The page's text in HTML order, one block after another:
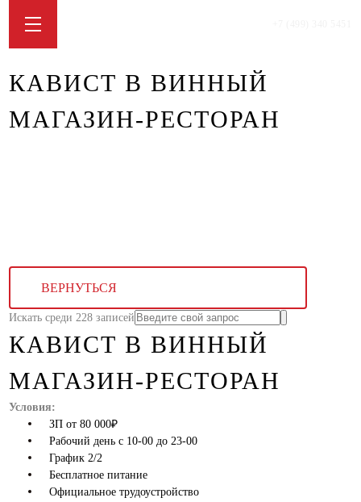
КАВИСТ В ВИННЫЙ
МАГАЗИН-РЕСТОРАН
ВЕРНУТЬСЯ
Искать среди 228 записей
КАВИСТ В ВИННЫЙ
МАГАЗИН-РЕСТОРАН
Условия:
ЗП от 80 000₽
Рабочий день с 10-00 до 23-00
График 2/2
Бесплатное питание
Официальное трудоустройство